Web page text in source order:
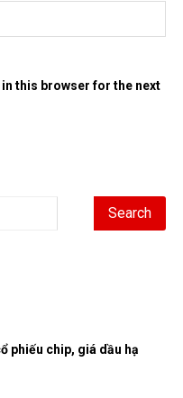
this browser for the next
phiếu chip, giá dầu hạ